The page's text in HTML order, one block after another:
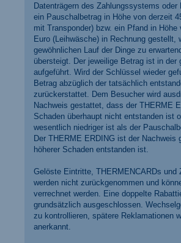
Datenträgern des Zahlungssystems oder
ein Pauschalbetrag in Höhe von derzeit
mit Transponder) bzw. ein Pfand in Höhe
Euro (Leihwäsche) in Rechnung gestellt,
gewöhnlichen Lauf der Dinge zu
übersteigt. Der jeweilige Betrag ist in der
aufgeführt. Wird der Schlüssel wieder
Betrag abzüglich der tatsächlich
zurückerstattet. Dem Besucher wird
Nachweis gestattet, dass der THERME
Schaden überhaupt nicht entstanden ist
wesentlich niedriger ist als der
Der THERME ERDING ist der Nachweis
höherer Schaden entstanden ist.
Gelöste Eintritte, THERMENCARDs und
werden nicht zurückgenommen und
verrechnet werden. Eine doppelte
grundsätzlich ausgeschlossen.
zu kontrollieren, spätere Reklamationen
anerkannt.